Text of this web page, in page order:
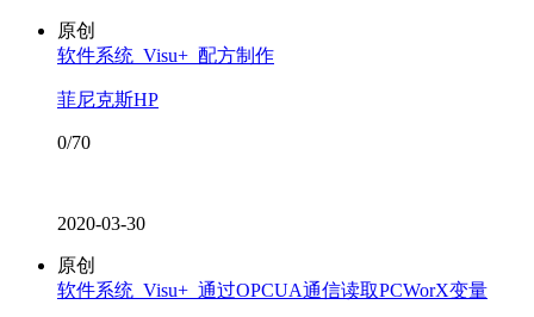
原创
软件系统_Visu+_配方制作
菲尼克斯HP
0/70
2020-03-30
原创
软件系统_Visu+_通过OPCUA通信读取PCWorX变量